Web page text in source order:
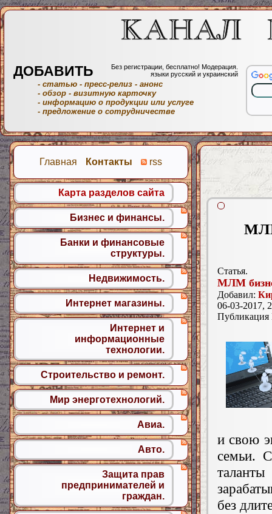
Статья.
МЛМ
Добавил:
06-03-2017,
и свою
семьи.
без
Главная Контакты rss
Карта разделов сайта
Бизнес и финансы.
Банки и финансовые
структуры.
Недвижимость.
Интернет магазины.
Интернет и
информационные
технологии.
Строительство и ремонт.
Мир энерготехнологий.
Авиа.
Авто.
Защита прав
предпринимателей и
граждан.
ДОБАВИТЬ
Без регистрации, бесплатно! Модерация.
языки русский и украинский
- статью - пресс-релиз - анонс
- обзор - визитную карточку
- информацию о продукции или услуге
- предложение о сотрудничестве